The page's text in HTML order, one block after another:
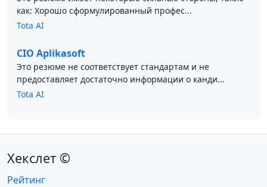
как: Хорошо сформулированный профес...
Tota AI
CIO Aplikasoft
Это резюме не соответствует стандартам и не
предоставляет достаточно информации о канди...
Tota AI
Хекслет ©
Рейтинг